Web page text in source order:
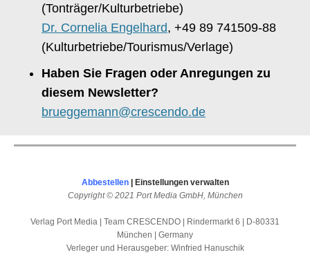
(Tonträger/Kulturbetriebe)
Dr. Cornelia Engelhard, +49 89 741509-88
(Kulturbetriebe/Tourismus/Verlage)
Haben Sie Fragen oder Anregungen zu
diesem Newsletter?
brueggemann@crescendo.de
Abbestellen|
Einstellungen verwalten
Copyright © 2021 Port Media GmbH, München
Verlag Port Media | Team CRESCENDO | Rindermarkt 6 | D-80331
München | Germany
Verleger und Herausgeber: Winfried Hanuschik